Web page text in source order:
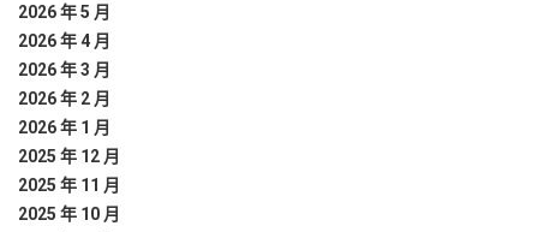
2026 年 5 月
2026 年 4 月
2026 年 3 月
2026 年 2 月
2026 年 1 月
2025 年 12 月
2025 年 11 月
2025 年 10 月